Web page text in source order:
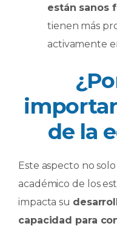
están sanos
tienen más
activamente
de la
Este aspecto no
académico de los
impacta su
capacidad para